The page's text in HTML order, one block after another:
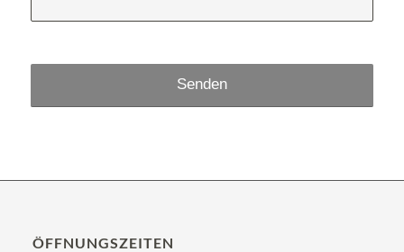
ÖFFNUNGSZEITEN